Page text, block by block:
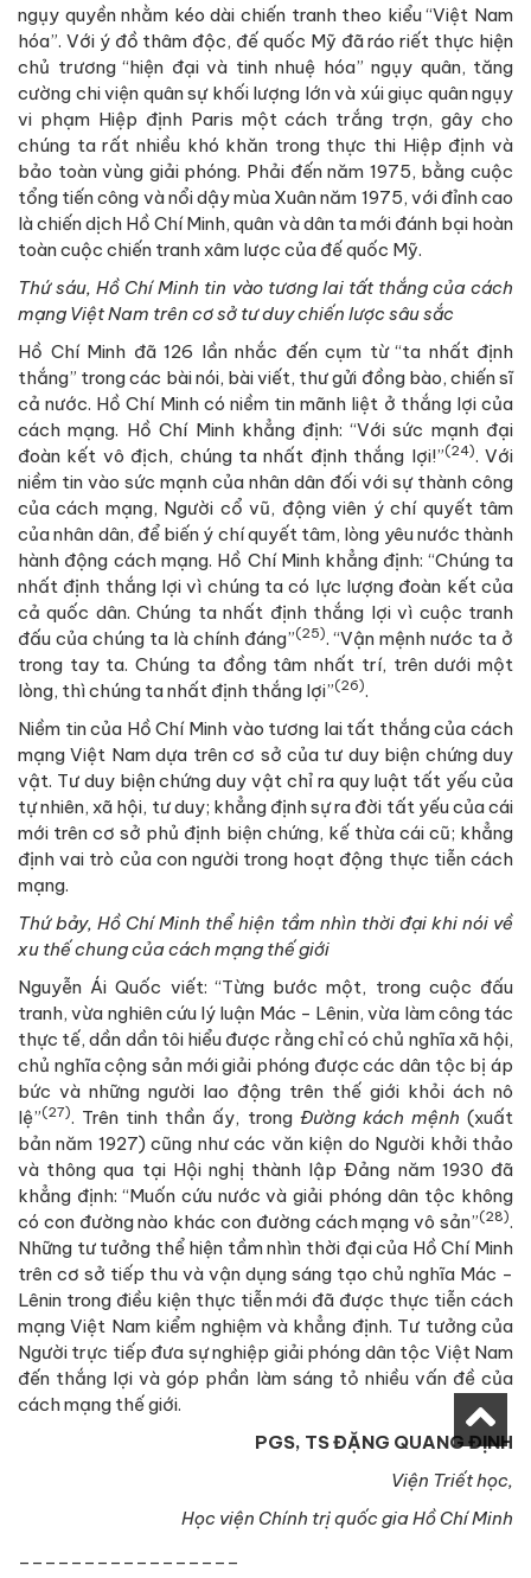
ngụy quyền nhằm kéo dài chiến tranh theo kiểu “Việt Nam
hóa”. Với ý đồ thâm độc, đế quốc Mỹ đã ráo riết thực hiện
chủ trương “hiện đại và tinh nhuệ hóa” ngụy quân, tăng
cường chi viện quân sự khối lượng lớn và xúi giục quân ngụy
vi phạm Hiệp định Paris một cách trắng trợn, gây cho
chúng ta rất nhiều khó khăn trong thực thi Hiệp định và
bảo toàn vùng giải phóng. Phải đến năm 1975, bằng cuộc
tổng tiến công và nổi dậy mùa Xuân năm 1975, với đỉnh cao
là chiến dịch Hồ Chí Minh, quân và dân ta mới đánh bại hoàn
toàn cuộc chiến tranh xâm lược của đế quốc Mỹ.
Thứ sáu,Hồ Chí Minh tin vào tương lai tất thắng của cách
mạng Việt Nam trên cơ sở tư duy chiến lược sâu sắc
Hồ Chí Minh đã 126 lần nhắc đến cụm từ “ta nhất định
thắng” trong các bài nói, bài viết, thư gửi đồng bào, chiến sĩ
cả nước. Hồ Chí Minh có niềm tin mãnh liệt ở thắng lợi của
cách mạng. Hồ Chí Minh khẳng định: “Với sức mạnh đại
đoàn kết vô địch, chúng ta nhất định thắng lợi!”(24). Với
niềm tin vào sức mạnh của nhân dân đối với sự thành công
của cách mạng, Người cổ vũ, động viên ý chí quyết tâm
của nhân dân, để biến ý chí quyết tâm, lòng yêu nước thành
hành động cách mạng. Hồ Chí Minh khẳng định: “Chúng ta
nhất định thắng lợi vì chúng ta có lực lượng đoàn kết của
cả quốc dân. Chúng ta nhất định thắng lợi vì cuộc tranh
đấu của chúng ta là chính đáng”(25). “Vận mệnh nước ta ở
trong tay ta. Chúng ta đồng tâm nhất trí, trên dưới một
lòng, thì chúng ta nhất định thắng lợi”(26).
Niềm tin của Hồ Chí Minh vào tương lai tất thắng của cách
mạng Việt Nam dựa trên cơ sở của tư duy biện chứng duy
vật. Tư duy biện chứng duy vật chỉ ra quy luật tất yếu của
tự nhiên, xã hội, tư duy; khẳng định sự ra đời tất yếu của cái
mới trên cơ sở phủ định biện chứng, kế thừa cái cũ; khẳng
định vai trò của con người trong hoạt động thực tiễn cách
mạng.
Thứ bảy,Hồ Chí Minh thể hiện tầm nhìn thời đại khi nói về
xu thế chung của cách mạng thế giới
Nguyễn Ái Quốc viết: “Từng bước một, trong cuộc đấu
tranh, vừa nghiên cứu lý luận Mác - Lênin, vừa làm công tác
thực tế, dần dần tôi hiểu được rằng chỉ có chủ nghĩa xã hội,
chủ nghĩa cộng sản mới giải phóng được các dân tộc bị áp
bức và những người lao động trên thế giới khỏi ách nô
lệ”(27). Trên tinh thần ấy, trong Đường kách mệnh (xuất
bản năm 1927) cũng như các văn kiện do Người khởi thảo
và thông qua tại Hội nghị thành lập Đảng năm 1930 đã
khẳng định: “Muốn cứu nước và giải phóng dân tộc không
có con đường nào khác con đường cách mạng vô sản”(28).
Những tư tưởng thể hiện tầm nhìn thời đại của Hồ Chí Minh
trên cơ sở tiếp thu và vận dụng sáng tạo chủ nghĩa Mác -
Lênin trong điều kiện thực tiễn mới đã được thực tiễn cách
mạng Việt Nam kiểm nghiệm và khẳng định. Tư tưởng của
Người trực tiếp đưa sự nghiệp giải phóng dân tộc Việt Nam
đến thắng lợi và góp phần làm sáng tỏ nhiều vấn đề của
cách mạng thế giới.
PGS, TS ĐẶNG QUANG ĐỊNH
Viện Triết học,
Học viện Chính trị quốc gia Hồ Chí Minh